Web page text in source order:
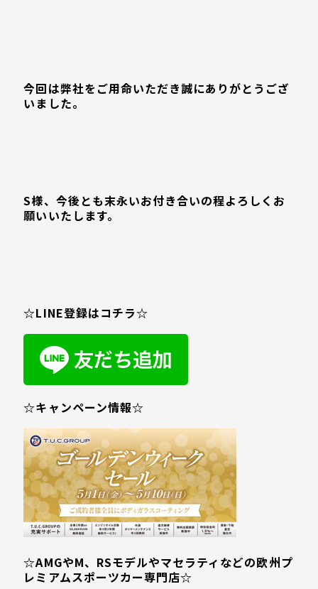
今回は弊社をご用命いただき誠にありがとうござ
いました。
S様、今後とも末永いお付き合いの程よろしくお
願いいたします。
☆LINE登録はコチラ☆
☆キャンペーン情報☆
☆AMGやM、RSモデルやマセラティなどの欧州プ
レミアムスポーツカー専門店☆